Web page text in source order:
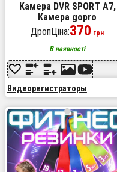
Камера DVR SPORT A7,
Камера gopro
водонепроникна, Камера
гоупро, Камера на голову
налобна
ДропЦіна:370 грн
В наявності
Видеорегистраторы